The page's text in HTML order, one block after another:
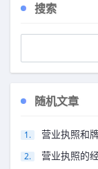
搜索
随机文章
营业执照和
营业执照的